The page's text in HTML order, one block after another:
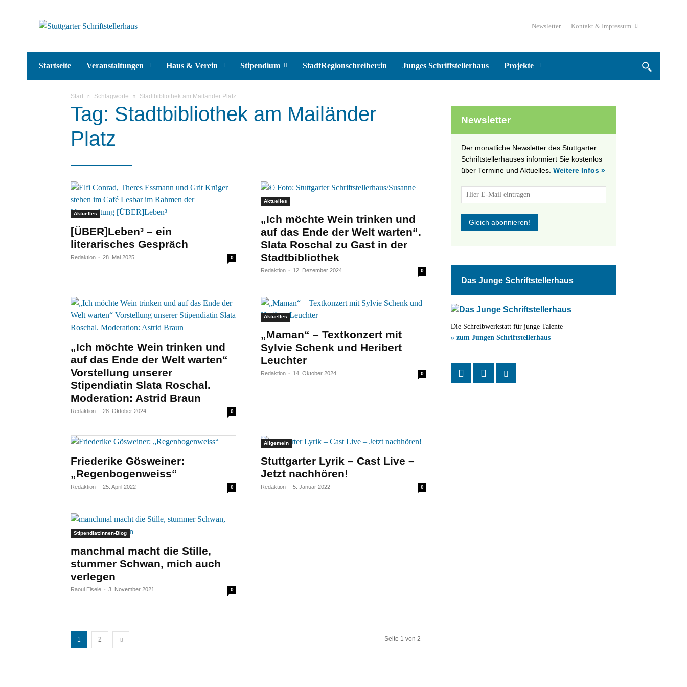
Newsletter Kontakt & Impressum
Startseite Veranstaltungen Haus & Verein Stipendium StadtRegionschreiber:in Junges Schriftstellerhaus Projekte
Start Schlagworte Stadtbibliothek am Mailänder Platz
Tag: Stadtbibliothek am Mailänder
Platz
Aktuelles
[ÜBER]Leben³ – ein
literarisches Gespräch
Redaktion - 28. Mai 2025 0
Aktuelles
„Ich möchte Wein trinken und
auf das Ende der Welt warten“.
Slata Roschal zu Gast in der
Stadtbibliothek
Redaktion - 12. Dezember 2024 0
„Ich möchte Wein trinken und
auf das Ende der Welt warten“
Vorstellung unserer
Stipendiatin Slata Roschal.
Moderation: Astrid Braun
Redaktion - 28. Oktober 2024 0
Aktuelles
„Maman“ – Textkonzert mit
Sylvie Schenk und Heribert
Leuchter
Redaktion - 14. Oktober 2024 0
Friederike Gösweiner:
„Regenbogenweiss“
Redaktion - 25. April 2022 0
Allgemein
Stuttgarter Lyrik – Cast Live –
Jetzt nachhören!
Redaktion - 5. Januar 2022 0
Stipendiat:innen-Blog
manchmal macht die Stille,
stummer Schwan, mich auch
verlegen
Raoul Eisele - 3. November 2021 0
1 2 Seite 1 von 2
Newsletter
Der monatliche Newsletter des Stuttgarter
Schriftstellerhauses informiert Sie kostenlos
über Termine und Aktuelles. Weitere Infos »
Das Junge Schriftstellerhaus
Die Schreibwerkstatt für junge Talente
» zum Jungen Schriftstellerhaus